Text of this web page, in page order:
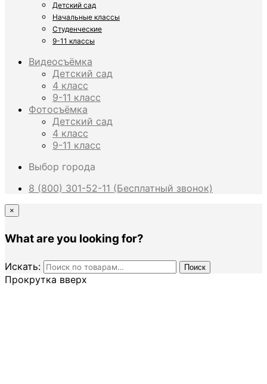
Детский сад
Начальные классы
Студенческие
9-11 классы
Видеосъёмка
Детский сад
4 класс
9-11 класс
Фотосъёмка
Детский сад
4 класс
9-11 класс
Выбор города
8 (800) 301-52-11 (Бесплатный звонок)
×
What are you looking for?
Искать: Поиск
Прокрутка вверх